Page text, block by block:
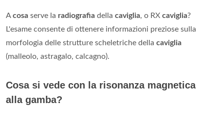
Acosa serve la radiografia della caviglia, o RX caviglia?
L'esame consente di ottenere informazioni preziose sulla
morfologia delle strutture scheletriche della caviglia
(malleolo, astragalo, calcagno).
Cosa si vede con la risonanza magnetica
alla gamba?